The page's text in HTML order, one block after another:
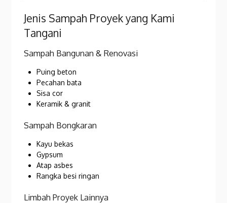
Jenis Sampah Proyek yang Kami
Tangani
Sampah Bangunan & Renovasi
Puing beton
Pecahan bata
Sisa cor
Keramik & granit
Sampah Bongkaran
Kayu bekas
Gypsum
Atap asbes
Rangka besi ringan
Limbah Proyek Lainnya